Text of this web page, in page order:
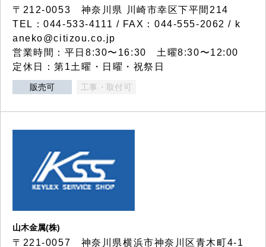
〒212-0053 神奈川県 川崎市幸区下平間214
TEL：044-533-4111 / FAX：044-555-2062 / k
aneko@citizou.co.jp
営業時間：平日8:30〜16:30 土曜8:30〜12:00
定休日：第1土曜・日曜・祝祭日
販売可 工事・取付可
山木金属(株)
〒221-0057 神奈川県横浜市神奈川区青木町4-1